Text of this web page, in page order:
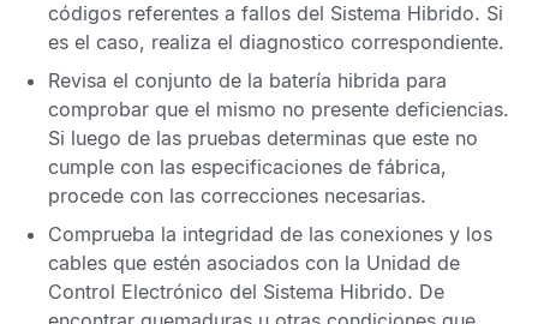
códigos referentes a fallos del Sistema Hibrido. Si
es el caso, realiza el diagnostico correspondiente.
Revisa el conjunto de la batería hibrida para
comprobar que el mismo no presente deficiencias.
Si luego de las pruebas determinas que este no
cumple con las especificaciones de fábrica,
procede con las correcciones necesarias.
Comprueba la integridad de las conexiones y los
cables que estén asociados con la Unidad de
Control Electrónico del Sistema Hibrido. De